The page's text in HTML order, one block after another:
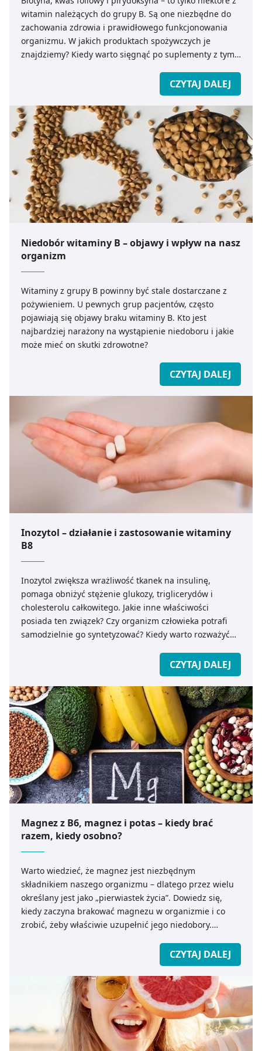
witamin należących do grupy B. Są one niezbędne do
zachowania zdrowia i prawidłowego funkcjonowania
organizmu. W jakich produktach spożywczych je
znajdziemy? Kiedy warto sięgnąć po suplementy z tymi
CZYTAJ DALEJ
Niedobór witaminy B – objawy i wpływ na nasz
organizm
Witaminy z grupy B powinny być stale dostarczane z
pożywieniem. U pewnych grup pacjentów, często
pojawiają się objawy braku witaminy B. Kto jest
najbardziej narażony na wystąpienie niedoboru i jakie
może mieć on skutki zdrowotne?
CZYTAJ DALEJ
Inozytol – działanie i zastosowanie witaminy
B8
Inozytol zwiększa wrażliwość tkanek na insulinę,
pomaga obniżyć stężenie glukozy, triglicerydów i
cholesterolu całkowitego. Jakie inne właściwości
posiada ten związek? Czy organizm człowieka potrafi
samodzielnie go syntetyzować? Kiedy warto rozważyć
CZYTAJ DALEJ
Magnez z B6, magnez i potas – kiedy brać
razem, kiedy osobno?
Warto wiedzieć, że magnez jest niezbędnym
składnikiem naszego organizmu – dlatego przez wielu
określany jest jako „pierwiastek życia”. Dowiedz się,
kiedy zaczyna brakować magnezu w organizmie i co
zrobić, żeby właściwie uzupełnić jego niedobory.
B6, a kto powinien sięgnąć po suplementy diety z
CZYTAJ DALEJ